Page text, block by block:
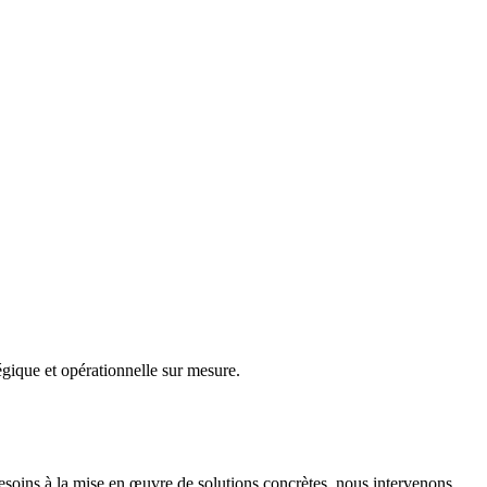
et opérationnelle sur mesure.
à la mise en œuvre de solutions concrètes, nous intervenons